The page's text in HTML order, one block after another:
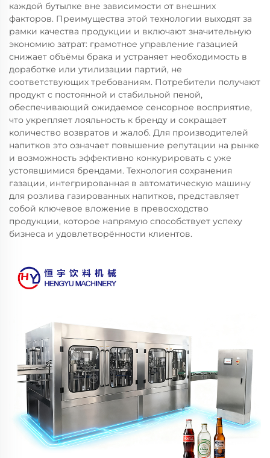
каждой бутылке вне зависимости от внешних
факторов. Преимущества этой технологии выходят за
рамки качества продукции и включают значительную
экономию затрат: грамотное управление газацией
снижает объёмы брака и устраняет необходимость в
доработке или утилизации партий, не
соответствующих требованиям. Потребители получают
продукт с постоянной и стабильной пеной,
обеспечивающий ожидаемое сенсорное восприятие,
что укрепляет лояльность к бренду и сокращает
количество возвратов и жалоб. Для производителей
напитков это означает повышение репутации на рынке
и возможность эффективно конкурировать с уже
устоявшимися брендами. Технология сохранения
газации, интегрированная в автоматическую машину
для розлива газированных напитков, представляет
собой ключевое вложение в превосходство
продукции, которое напрямую способствует успеху
бизнеса и удовлетворённости клиентов.